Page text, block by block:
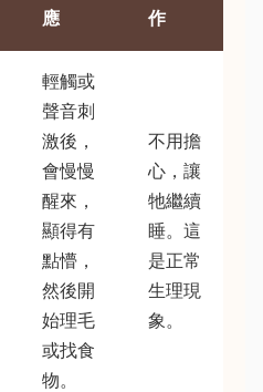
應 作
輕觸或
聲音刺
激後，
會慢慢
醒來，
顯得有
點懵，
然後開
始理毛
或找食
物。
不用擔
心，讓
牠繼續
睡。這
是正常
生理現
象。